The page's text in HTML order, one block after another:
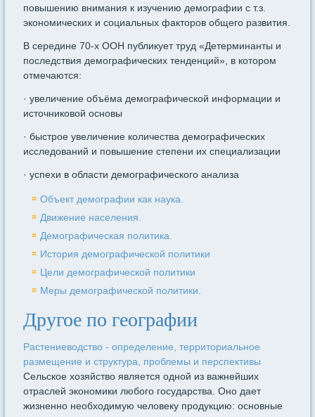
повышению внимания к изучению демографии с т.з.
экономических и социальных факторов общего развития.
В середине 70-х ООН публикует труд «Детерминанты и
последствия демографических тенденций», в котором
отмечаются:
· увеличение объёма демографической информации и
источниковой основы
· быстрое увеличение количества демографических
исследований и повышение степени их специализации
· успехи в области демографического анализа
Объект демографии как наука.
Движение населения.
Демографическая политика.
История демографической политики
Цели демографической политики
Меры демографической политики.
Другое по географии
Растениеводство - определение, территориальное
размещение и структура, проблемы и перспективы
Сельское хозяйство является одной из важнейших
отраслей экономики любого государства. Оно дает
жизненно необходимую человеку продукцию: основные